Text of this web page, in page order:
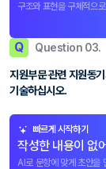
구조와 표현을 구체적으
Q Question 03.
지원부문 관련 지원동
기술하십시오.
빠르게 시작하기
작성한 내용이 없
AI로 문항에 맞게 초안을